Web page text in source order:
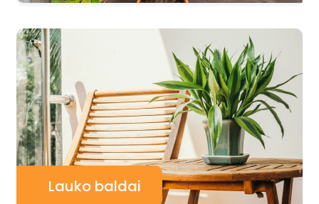
Lauko baldai